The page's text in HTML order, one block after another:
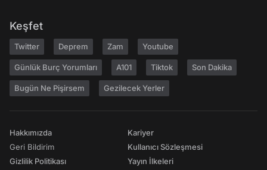
Keşfet
Twitter Deprem Zam Youtube
Günlük Burç Yorumları A101 Tiktok Son Dakika
Bugün Ne Pişirsem Gezilecek Yerler
Hakkımızda
Geri Bildirim
Gizlilik Politikası
Kariyer
Kullanıcı Sözleşmesi
Yayın İlkeleri